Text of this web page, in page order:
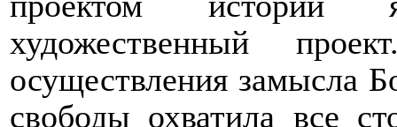
художественный
осуществления замысла
свободы охватила все